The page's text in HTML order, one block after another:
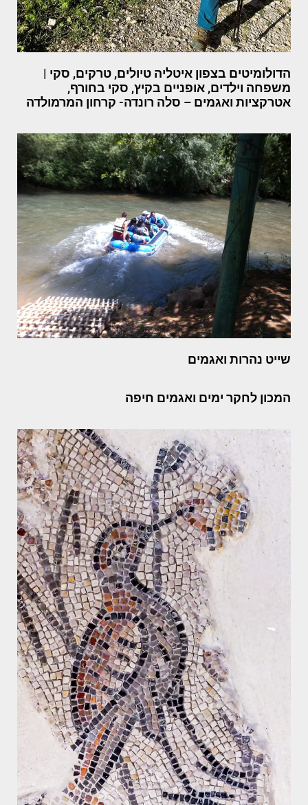
הדולומיטים בצפון איטליה טיולים, טרקים, סקי |
משפחה וילדים, אופניים בקיץ, סקי בחורף,
אטרקציות ואגמים – סלה רונדה- קרחון המרמולדה
שייט נהרות ואגמים
המכון לחקר ימים ואגמים חיפה